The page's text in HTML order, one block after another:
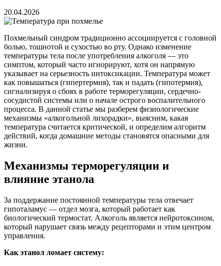
20.04.2026
Похмельный синдром традиционно ассоциируется с головной
болью, тошнотой и сухостью во рту. Однако изменение
температуры тела после употребления алкоголя — это
симптом, который часто игнорируют, хотя он напрямую
указывает на серьезность интоксикации. Температура может
как повышаться (гипертермия), так и падать (гипотермия),
сигнализируя о сбоях в работе терморегуляции, сердечно-
сосудистой системы или о начале острого воспалительного
процесса. В данной статье мы разберем физиологические
механизмы «алкогольной лихорадки», выясним, какая
температура считается критической, и определим алгоритм
действий, когда домашние методы становятся опасными для
жизни.
Механизмы терморегуляции и
влияние этанола
За поддержание постоянной температуры тела отвечает
гипоталамус — отдел мозга, который работает как
биологический термостат. Алкоголь является нейротоксином,
который нарушает связь между рецепторами и этим центром
управления.
Как этанол ломает систему: